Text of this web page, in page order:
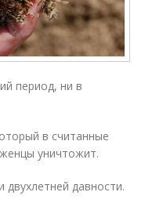
период, ни в
в считанные
уничтожит.
двухлетней давности.